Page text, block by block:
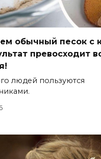
обычный песок с
превосходит
людей пользуются